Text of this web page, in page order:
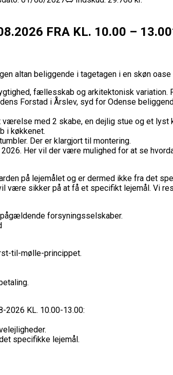
FRA KL. 10.00 –
altan beliggende i tagetagen i en skøn oase
fællesskab og arkitektonisk
Forstad i Årslev, syd for Odense
med 2 skabe, en dejlig stue og et lyst
i køkkenet.
Der er klargjort til montering.
Her vil der være mulighed for at se
på lejemålet og er dermed ikke fra det
være sikker på at få et specifikt lejemål. Vi
forsyningsselskaber.
til-mølle-princippet.
2026 KL. 10.00-13.00:
specifikke lejemål.